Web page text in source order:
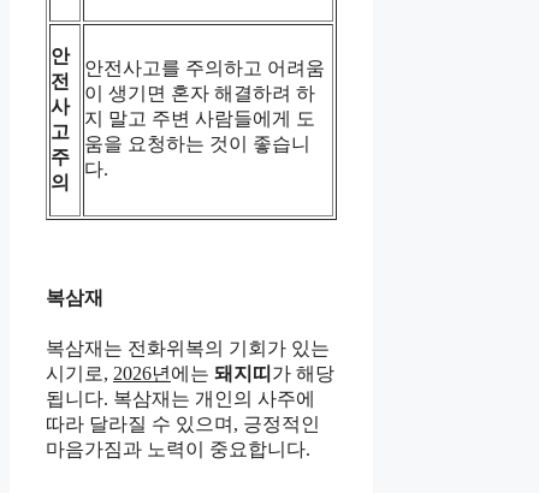
안
전
사
고
주
의
안전사고를 주의하고 어려움
이 생기면 혼자 해결하려 하
지 말고 주변 사람들에게 도
움을 요청하는 것이 좋습니
다.
복삼재
복삼재는 전화위복의 기회가 있는
시기로, 2026년 에는 돼지띠 가 해당
됩니다. 복삼재는 개인의 사주에
따라 달라질 수 있으며, 긍정적인
마음가짐과 노력이 중요합니다.